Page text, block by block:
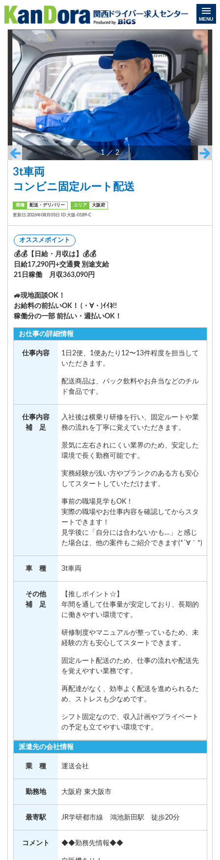
MENU
1／2
3t車両
コンビニ固定ルート配送
業種 配送・デリバリー エリア 大阪府
更新日:2026年08月03日 ID:大阪-0189-C
オススメポイント
💰💰【日給・月収は】💰💰
日給17,290円+交通費 別途支給
21日稼働 月収363,090円
🚙現地面談OK！
お給料の前払いOK！ (・∀・)ｲｲﾈ!!
稼働分の一部 前払い・週払いOK！
お仕事の詳細情報
仕事内容
1日2便、1便あたり12〜13件程度を担当して
いただきます。
配送商品は、パック飲料やお弁当などのチル
ド食品です。
仕事内容
補 足
入社後は横乗り研修を行い、固定ルートや業
務の流れを丁寧に覚えていただきます。
景気に左右されにくい業界のため、安定した
環境で長く勤務可能です。
実務経験が浅い方やブランクのある方も安心
してスタートしていただけます。
事前の職場見学もOK！
実際の職場やお仕事内容を確認してからスタ
ートできます！
見学後に「自分には合わないかも…」と感じ
た場合は、他の案件もご紹介できます(*´∀｀*)
車 種 3t車両
その他
補 足
【推しポイント☆】
年間を通して仕事量が安定しており、長期的
に働きやすい環境です。
研修制度やマニュアルが整っているため、未
経験の方も安心してスタートできます。
固定ルート配送のため、仕事の流れや配送先
を覚えやすい業務です。
再配達がなく、効率よく配送を進められるた
め、ストレスも少なめです。
シフト固定なので、収入計画やプライベート
の予定も立てやすい環境です。
派遣先の会社情報
業 種 運送会社
勤務地 大阪府 東大阪市
最寄駅 JR学研都市線 鴻池新田駅 徒歩20分
コメント ◆◆勤務先情報◆◆